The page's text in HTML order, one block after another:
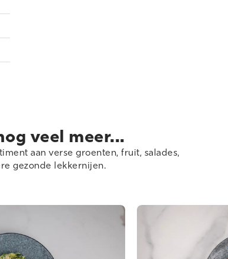
veel meer...
aan verse groenten, fruit, salades,
gezonde lekkernijen.